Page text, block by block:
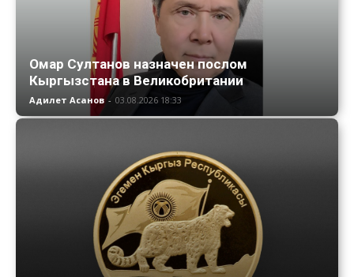
Омар Султанов назначен послом
Кыргызстана в Великобритании
Адилет Асанов - 03.08.2026 18:33